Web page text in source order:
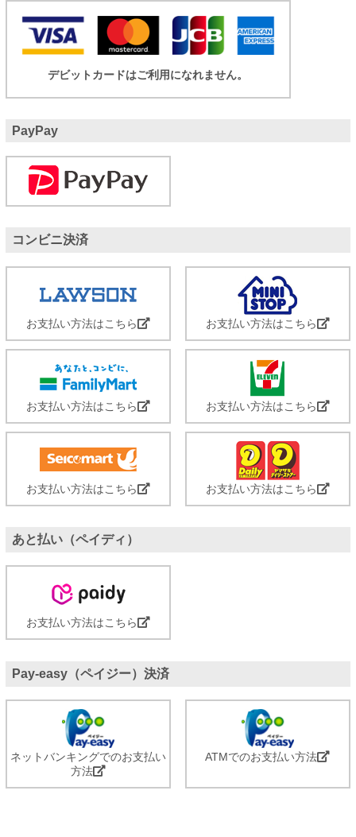
デビットカードはご利用になれません。
PayPay
コンビニ決済
お支払い方法はこちら お支払い方法はこちら
お支払い方法はこちら お支払い方法はこちら
お支払い方法はこちら お支払い方法はこちら
あと払い（ペイディ）
お支払い方法はこちら
Pay-easy（ペイジー）決済
ネットバンキングでのお支払い
方法
ATMでのお支払い方法